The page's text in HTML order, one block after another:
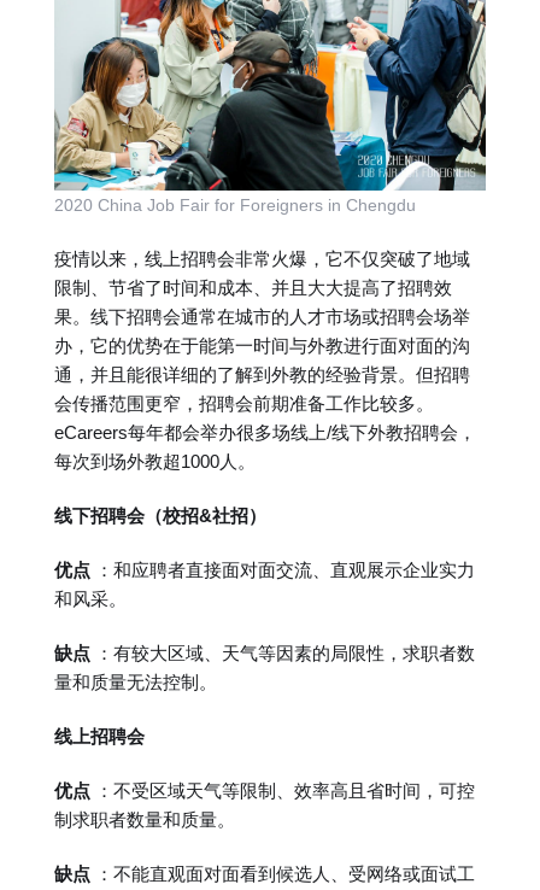
2020 China Job Fair for Foreigners in Chengdu
疫情以来，线上招聘会非常火爆，它不仅突破了地域
限制、节省了时间和成本、并且大大提高了招聘效
果。线下招聘会通常在城市的人才市场或招聘会场举
办，它的优势在于能第一时间与外教进行面对面的沟
通，并且能很详细的了解到外教的经验背景。但招聘
会传播范围更窄，招聘会前期准备工作比较多。
eCareers每年都会举办很多场线上/线下外教招聘会，
每次到场外教超1000人。
线下招聘会（校招&社招）
优点 ：和应聘者直接面对面交流、直观展示企业实力
和风采。
缺点 ：有较大区域、天气等因素的局限性，求职者数
量和质量无法控制。
线上招聘会
优点 ：不受区域天气等限制、效率高且省时间，可控
制求职者数量和质量。
缺点 ：不能直观面对面看到候选人、受网络或面试工